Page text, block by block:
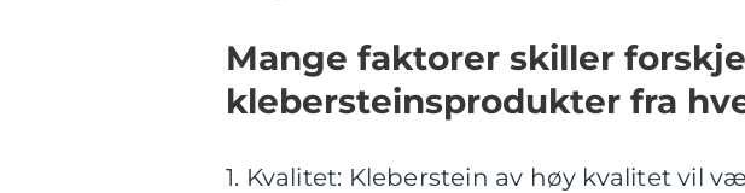
Mange faktorer skiller
klebersteinsprodukter fra
1. Kvalitet: Kleberstein av høy kvalitet vil